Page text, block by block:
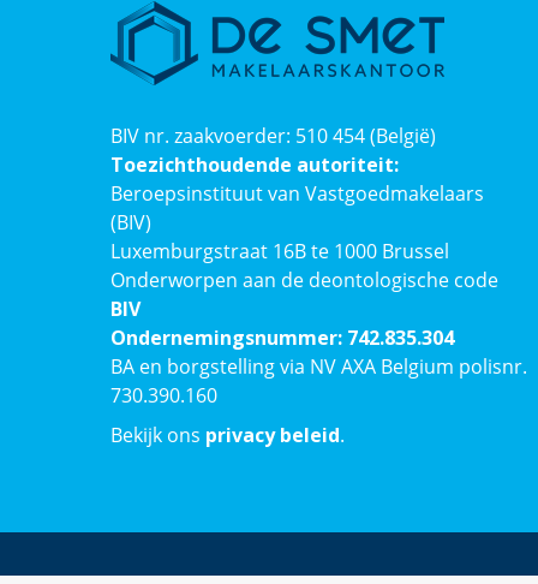
BIV nr. zaakvoerder: 510 454 (België)
Toezichthoudende autoriteit:
Beroepsinstituut van Vastgoedmakelaars
(BIV)
Luxemburgstraat 16B te 1000 Brussel
Onderworpen aan de deontologische code
BIV
Ondernemingsnummer: 742.835.304
BA en borgstelling via NV AXA Belgium polisnr.
730.390.160
Bekijk ons privacy beleid.